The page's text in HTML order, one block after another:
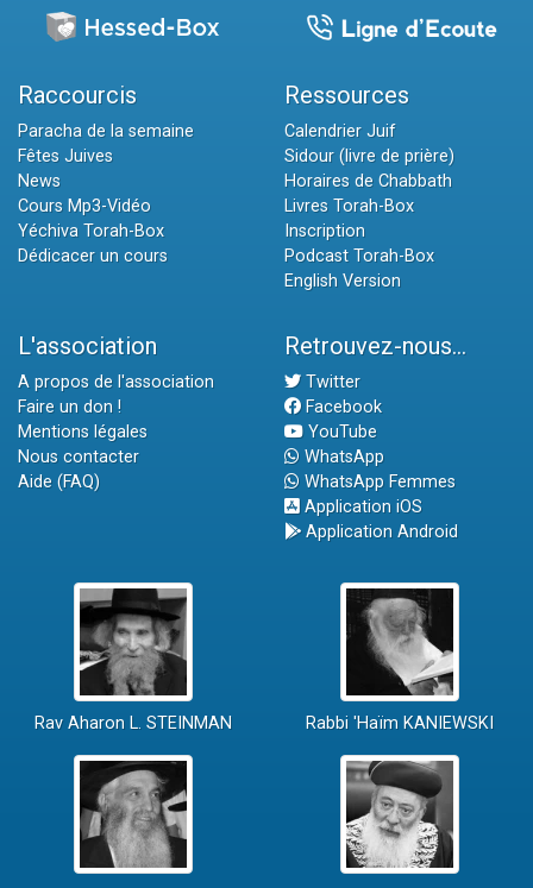
Raccourcis
Paracha de la semaine
Fêtes Juives
News
Cours Mp3-Vidéo
Yéchiva Torah-Box
Dédicacer un cours
Ressources
Calendrier Juif
Sidour (livre de prière)
Horaires de Chabbath
Livres Torah-Box
Inscription
Podcast Torah-Box
English Version
L'association
A propos de l'association
Faire un don !
Mentions légales
Nous contacter
Aide (FAQ)
Retrouvez-nous...
Twitter
Facebook
YouTube
WhatsApp
WhatsApp Femmes
Application iOS
Application Android
Rav Aharon L. STEINMAN Rabbi 'Haïm KANIEWSKI